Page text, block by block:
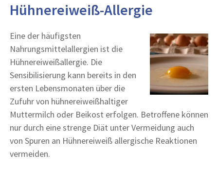
Hühnereiweiß-Allergie
Eine der häufigsten
Nahrungsmittelallergien ist die
Hühnereiweißallergie. Die
Sensibilisierung kann bereits in den
ersten Lebensmonaten über die
Zufuhr von hühnereiweißhaltiger
Muttermilch oder Beikost erfolgen. Betroffene können
nur durch eine strenge Diät unter Vermeidung auch
von Spuren an Hühnereiweiß allergische Reaktionen
vermeiden.